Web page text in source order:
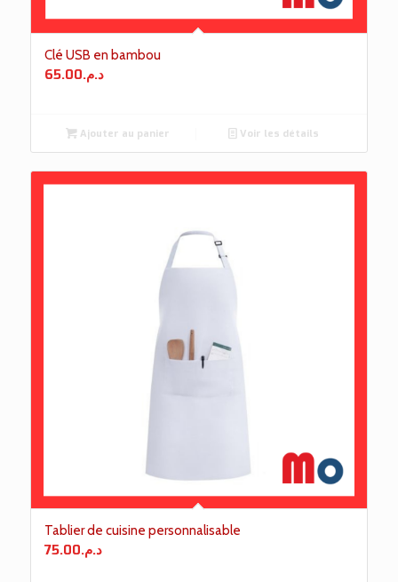
Clé USB en bambou
د.م.65.00
Ajouter au panier Voir les détails
Tablier de cuisine personnalisable
د.م.75.00